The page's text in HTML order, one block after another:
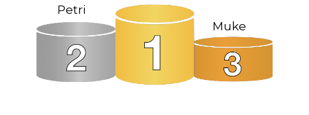
27.09.2025
22.09.2025
19.09.2025
11.09.2025
09.09.2025
31.08.2025
Petri
Muke